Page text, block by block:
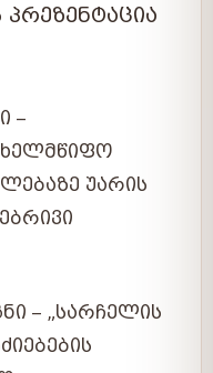
ᲞᲠᲔᲖᲔᲜᲢᲐᲪᲘᲐ
–
ᲣᲐᲠᲘᲡ
– „ᲡᲐᲠᲩᲔᲚᲘᲡ